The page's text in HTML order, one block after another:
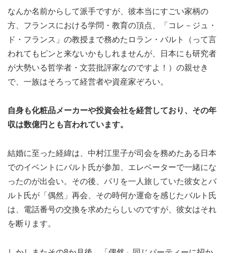
なんか名前からして派手ですが、彼本当にすごい家柄の
方、フランスにおける学問・教育の頂点、「コレ－ジュ・
ド・フランス」の教授まで務めたロラン・バルト（って言
われてもピンと来ないかもしれませんが、日本にも研究者
が大勢いる哲学者・文芸批評家なのですよ！）の親せき
で、一族はそろって経営者や資産家ぞろい。
自身も化粧品メーカーや投資会社を経営しており、その年
収は数億円とも言われています。
結婚に至った経緯は、中村江里子が司会を務めたある日本
でのイベントにバルト氏が参加、エレベーターで一緒にな
ったのが出会い。その後、パリを一人旅していた彼女とバ
ルト氏が「偶然」再会、その時何か運命を感じたバルト氏
は、電話番号の交換を求めたらしいのですが、彼女はそれ
を断ります。